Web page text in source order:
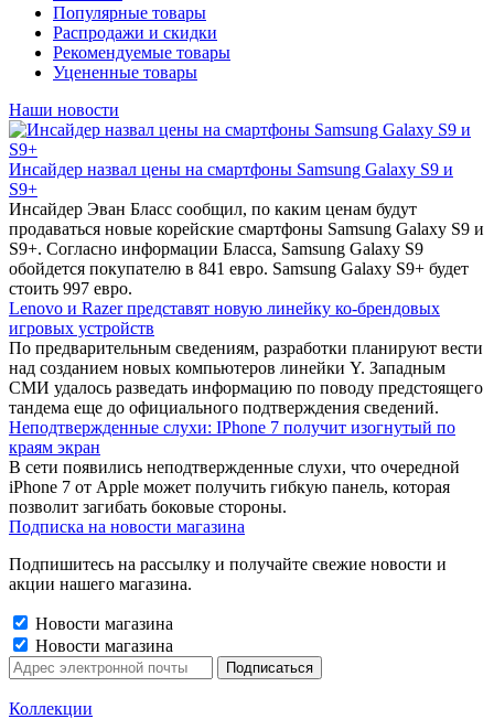
Популярные товары
Распродажи и скидки
Рекомендуемые товары
Уцененные товары
Наши новости
Инсайдер назвал цены на смартфоны Samsung Galaxy S9 и
S9+
Инсайдер Эван Бласс сообщил, по каким ценам будут
продаваться новые корейские смартфоны Samsung Galaxy S9 и
S9+. Согласно информации Бласса, Samsung Galaxy S9
обойдется покупателю в 841 евро. Samsung Galaxy S9+ будет
стоить 997 евро.
Lenovo и Razer представят новую линейку ко-брендовых
игровых устройств
По предварительным сведениям, разработки планируют вести
над созданием новых компьютеров линейки Y. Западным
СМИ удалось разведать информацию по поводу предстоящего
тандема еще до официального подтверждения сведений.
Неподтвержденные слухи: IPhone 7 получит изогнутый по
краям экран
В сети появились неподтвержденные слухи, что очередной
iPhone 7 от Apple может получить гибкую панель, которая
позволит загибать боковые стороны.
Подписка на новости магазина
Подпишитесь на рассылку и получайте свежие новости и
акции нашего магазина.
Новости магазина
Новости магазина
Коллекции